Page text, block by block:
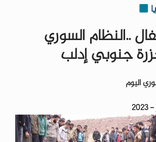
..النظام السوري
جنوبي إدلب
اليوم